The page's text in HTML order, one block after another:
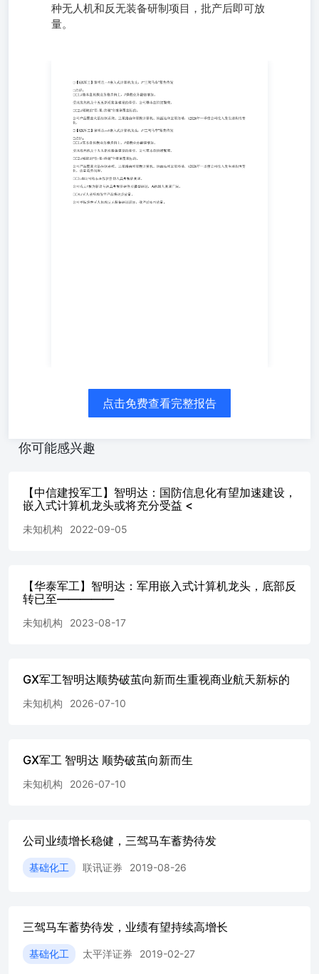
种无人机和反无装备研制项目，批产后即可放
量。
加。 受地缘危机及十五五新质装备建设的牵引，公司基本
盘持续繁荣。 2.#稀缺的“箭-星-终端”全链条覆盖标的。 公
司产品覆盖火箭控制系统、卫星路由和星载计算机、地面站
和卫星终端，#2026年一季度公司收入发生结构性变化，
【GX军工】智明达—#嵌入式计算机龙头，#“三驾马车”蓄
势待发 点评：1.#基本盘机载业务稳步向上，# 弹载业务翻
倍增加。 受地缘危机及十五五新质装备建设的牵引，公司
基本盘持续繁荣。 2.#稀缺的“箭-星-终端”全链条覆盖标
的。 公司产品覆盖火箭控制系统、卫星路由和星载计算
点击免费查看完整报告
你可能感兴趣
【中信建投军工】智明达：国防信息化有望加速建设，
嵌入式计算机龙头或将充分受益 <
未知机构 2022-09-05
【华泰军工】智明达：军用嵌入式计算机龙头，底部反
转已至—————
未知机构 2023-08-17
GX军工智明达顺势破茧向新而生重视商业航天新标的
未知机构 2026-07-10
GX军工 智明达 顺势破茧向新而生
未知机构 2026-07-10
公司业绩增长稳健，三驾马车蓄势待发
基础化工 联讯证券 2019-08-26
三驾马车蓄势待发，业绩有望持续高增长
基础化工 太平洋证券 2019-02-27